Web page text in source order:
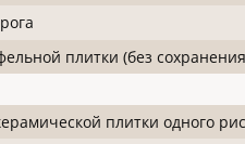
плитки (без
плитки одного